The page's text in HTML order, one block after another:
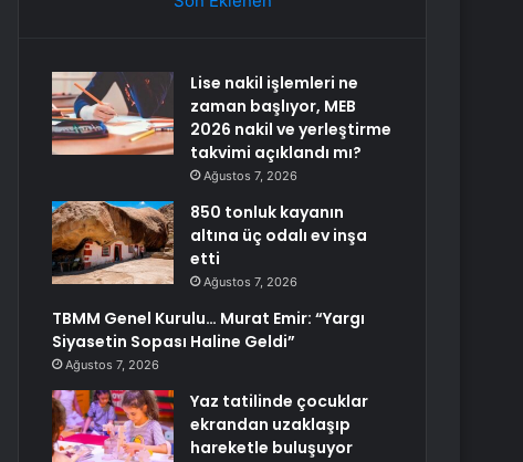
Lise nakil işlemleri ne
zaman başlıyor, MEB
2026 nakil ve yerleştirme
takvimi açıklandı mı?
Ağustos 7, 2026
850 tonluk kayanın
altına üç odalı ev inşa
etti
Ağustos 7, 2026
TBMM Genel Kurulu… Murat Emir: “Yargı
Siyasetin Sopası Haline Geldi”
Ağustos 7, 2026
Yaz tatilinde çocuklar
ekrandan uzaklaşıp
hareketle buluşuyor